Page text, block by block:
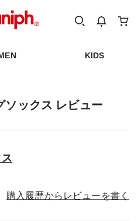
KIDS
ソックス レビュー
購入履歴からレビューを書く